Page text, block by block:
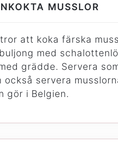
MUSSLOR
att koka färska
med
grädde. Servera
servera
gör i Belgien.